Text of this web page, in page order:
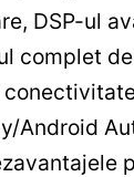
DSP-ul
complet
Android